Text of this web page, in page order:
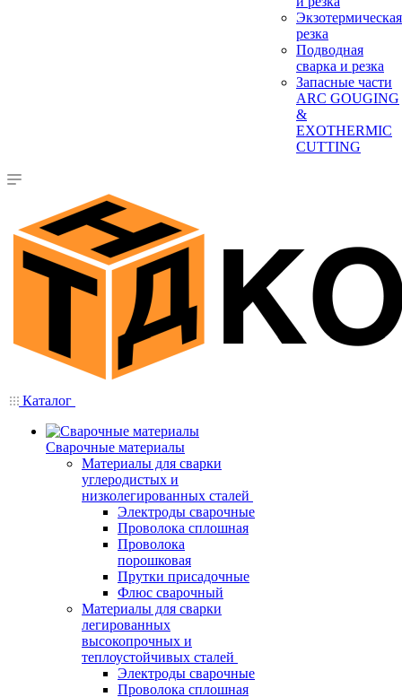
Экзотермическая
резка
Подводная
сварка и резка
Запасные части
ARC GOUGING
&
EXOTHERMIC
CUTTING
Каталог
Сварочные материалы
Материалы для сварки
углеродистых и
низколегированных сталей
Электроды сварочные
Проволока сплошная
Проволока
порошковая
Прутки присадочные
Флюс сварочный
Материалы для сварки
легированных
высокопрочных и
теплоустойчивых сталей
Электроды сварочные
Проволока сплошная